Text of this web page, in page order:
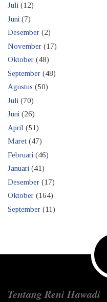
Juli (12)
Juni (7)
Desember (2)
November (17)
Oktober (48)
September (48)
Agustus (50)
Juli (70)
Juni (26)
April (51)
Maret (47)
Februari (46)
Januari (41)
Desember (17)
Oktober (164)
September (11)
Tentang Reni Hawadi